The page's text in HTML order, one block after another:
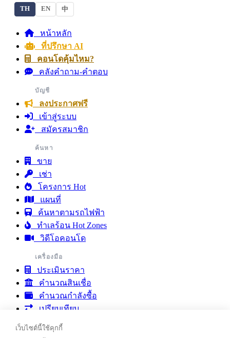
TH EN 中
หน้าหลัก
ที่ปรึกษา AI
คอนโดคุ้มไหม?
คลังคำถาม-คำตอบ
บัญชี
ลงประกาศฟรี
เข้าสู่ระบบ
สมัครสมาชิก
ค้นหา
ขาย
เช่า
โครงการ Hot
แผนที่
ค้นหาตามรถไฟฟ้า
ทำเลร้อน Hot Zones
วิดีโอคอนโด
เครื่องมือ
ประเมินราคา
คำนวณสินเชื่อ
คำนวณกำลังซื้อ
เปรียบเทียบ
รายงานตลาดคอนโด
เว็บไซต์นี้ใช้คุกกี้